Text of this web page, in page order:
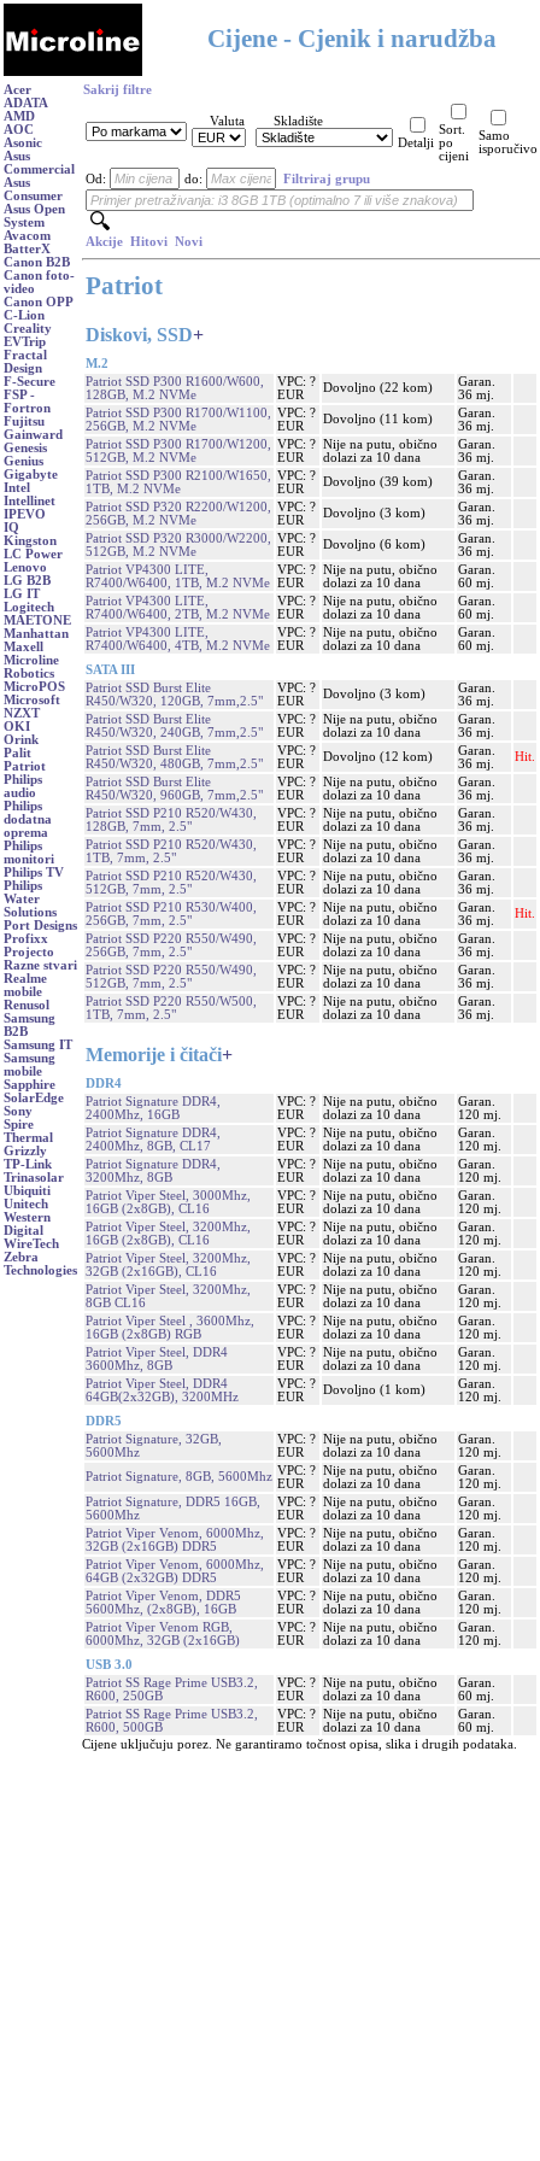
Cijene - Cjenik i narudžba
Acer
ADATA
AMD
AOC
Asonic
Asus
Commercial
Asus
Consumer
Asus Open
System
Avacom
BatterX
Canon B2B
Canon foto-
video
Canon OPP
C-Lion
Creality
EVTrip
Fractal
Design
F-Secure
FSP -
Fortron
Fujitsu
Gainward
Genesis
Genius
Gigabyte
Intel
Intellinet
IPEVO
IQ
Kingston
LC Power
Lenovo
LG B2B
LG IT
Logitech
MAETONE
Manhattan
Maxell
Microline
Robotics
MicroPOS
Microsoft
NZXT
OKI
Orink
Palit
Patriot
Philips
audio
Philips
dodatna
oprema
Philips
monitori
Philips TV
Philips
Water
Solutions
Port Designs
Profixx
Projecto
Razne stvari
Realme
mobile
Renusol
Samsung
B2B
Samsung IT
Samsung
mobile
Sapphire
SolarEdge
Sony
Spire
Thermal
Grizzly
TP-Link
Trinasolar
Ubiquiti
Unitech
Western
Digital
WireTech
Zebra
Technologies
Sakrij filtre
Valuta
Skladište
Detalji
Sort.
po
cijeni
Samo
isporučivo
Od: do: Filtriraj grupu
Akcije Hitovi Novi
Patriot
Diskovi, SSD+
M.2
Patriot SSD P300 R1600/W600,
128GB, M.2 NVMe
VPC: ?
EUR
Dovoljno (22 kom)
Garan.
36 mj.
Patriot SSD P300 R1700/W1100,
256GB, M.2 NVMe
VPC: ?
EUR
Dovoljno (11 kom)
Garan.
36 mj.
Patriot SSD P300 R1700/W1200,
512GB, M.2 NVMe
VPC: ?
EUR
Nije na putu, obično
dolazi za 10 dana
Garan.
36 mj.
Patriot SSD P300 R2100/W1650,
1TB, M.2 NVMe
VPC: ?
EUR
Dovoljno (39 kom)
Garan.
36 mj.
Patriot SSD P320 R2200/W1200,
256GB, M.2 NVMe
VPC: ?
EUR
Dovoljno (3 kom)
Garan.
36 mj.
Patriot SSD P320 R3000/W2200,
512GB, M.2 NVMe
VPC: ?
EUR
Dovoljno (6 kom)
Garan.
36 mj.
Patriot VP4300 LITE,
R7400/W6400, 1TB, M.2 NVMe
VPC: ?
EUR
Nije na putu, obično
dolazi za 10 dana
Garan.
60 mj.
Patriot VP4300 LITE,
R7400/W6400, 2TB, M.2 NVMe
VPC: ?
EUR
Nije na putu, obično
dolazi za 10 dana
Garan.
60 mj.
Patriot VP4300 LITE,
R7400/W6400, 4TB, M.2 NVMe
VPC: ?
EUR
Nije na putu, obično
dolazi za 10 dana
Garan.
60 mj.
SATA III
Patriot SSD Burst Elite
R450/W320, 120GB, 7mm,2.5"
VPC: ?
EUR
Dovoljno (3 kom)
Garan.
36 mj.
Patriot SSD Burst Elite
R450/W320, 240GB, 7mm,2.5"
VPC: ?
EUR
Nije na putu, obično
dolazi za 10 dana
Garan.
36 mj.
Patriot SSD Burst Elite
R450/W320, 480GB, 7mm,2.5"
VPC: ?
EUR
Dovoljno (12 kom)
Garan.
36 mj.
Hit.
Patriot SSD Burst Elite
R450/W320, 960GB, 7mm,2.5"
VPC: ?
EUR
Nije na putu, obično
dolazi za 10 dana
Garan.
36 mj.
Patriot SSD P210 R520/W430,
128GB, 7mm, 2.5"
VPC: ?
EUR
Nije na putu, obično
dolazi za 10 dana
Garan.
36 mj.
Patriot SSD P210 R520/W430,
1TB, 7mm, 2.5"
VPC: ?
EUR
Nije na putu, obično
dolazi za 10 dana
Garan.
36 mj.
Patriot SSD P210 R520/W430,
512GB, 7mm, 2.5"
VPC: ?
EUR
Nije na putu, obično
dolazi za 10 dana
Garan.
36 mj.
Patriot SSD P210 R530/W400,
256GB, 7mm, 2.5"
VPC: ?
EUR
Nije na putu, obično
dolazi za 10 dana
Garan.
36 mj.
Hit.
Patriot SSD P220 R550/W490,
256GB, 7mm, 2.5"
VPC: ?
EUR
Nije na putu, obično
dolazi za 10 dana
Garan.
36 mj.
Patriot SSD P220 R550/W490,
512GB, 7mm, 2.5"
VPC: ?
EUR
Nije na putu, obično
dolazi za 10 dana
Garan.
36 mj.
Patriot SSD P220 R550/W500,
1TB, 7mm, 2.5"
VPC: ?
EUR
Nije na putu, obično
dolazi za 10 dana
Garan.
36 mj.
Memorije i čitači+
DDR4
Patriot Signature DDR4,
2400Mhz, 16GB
VPC: ?
EUR
Nije na putu, obično
dolazi za 10 dana
Garan.
120 mj.
Patriot Signature DDR4,
2400Mhz, 8GB, CL17
VPC: ?
EUR
Nije na putu, obično
dolazi za 10 dana
Garan.
120 mj.
Patriot Signature DDR4,
3200Mhz, 8GB
VPC: ?
EUR
Nije na putu, obično
dolazi za 10 dana
Garan.
120 mj.
Patriot Viper Steel, 3000Mhz,
16GB (2x8GB), CL16
VPC: ?
EUR
Nije na putu, obično
dolazi za 10 dana
Garan.
120 mj.
Patriot Viper Steel, 3200Mhz,
16GB (2x8GB), CL16
VPC: ?
EUR
Nije na putu, obično
dolazi za 10 dana
Garan.
120 mj.
Patriot Viper Steel, 3200Mhz,
32GB (2x16GB), CL16
VPC: ?
EUR
Nije na putu, obično
dolazi za 10 dana
Garan.
120 mj.
Patriot Viper Steel, 3200Mhz,
8GB CL16
VPC: ?
EUR
Nije na putu, obično
dolazi za 10 dana
Garan.
120 mj.
Patriot Viper Steel , 3600Mhz,
16GB (2x8GB) RGB
VPC: ?
EUR
Nije na putu, obično
dolazi za 10 dana
Garan.
120 mj.
Patriot Viper Steel, DDR4
3600Mhz, 8GB
VPC: ?
EUR
Nije na putu, obično
dolazi za 10 dana
Garan.
120 mj.
Patriot Viper Steel, DDR4
64GB(2x32GB), 3200MHz
VPC: ?
EUR
Dovoljno (1 kom)
Garan.
120 mj.
DDR5
Patriot Signature, 32GB,
5600Mhz
VPC: ?
EUR
Nije na putu, obično
dolazi za 10 dana
Garan.
120 mj.
Patriot Signature, 8GB, 5600Mhz VPC: ?
EUR
Nije na putu, obično
dolazi za 10 dana
Garan.
120 mj.
Patriot Signature, DDR5 16GB,
5600Mhz
VPC: ?
EUR
Nije na putu, obično
dolazi za 10 dana
Garan.
120 mj.
Patriot Viper Venom, 6000Mhz,
32GB (2x16GB) DDR5
VPC: ?
EUR
Nije na putu, obično
dolazi za 10 dana
Garan.
120 mj.
Patriot Viper Venom, 6000Mhz,
64GB (2x32GB) DDR5
VPC: ?
EUR
Nije na putu, obično
dolazi za 10 dana
Garan.
120 mj.
Patriot Viper Venom, DDR5
5600Mhz, (2x8GB), 16GB
VPC: ?
EUR
Nije na putu, obično
dolazi za 10 dana
Garan.
120 mj.
Patriot Viper Venom RGB,
6000Mhz, 32GB (2x16GB)
VPC: ?
EUR
Nije na putu, obično
dolazi za 10 dana
Garan.
120 mj.
USB 3.0
Patriot SS Rage Prime USB3.2,
R600, 250GB
VPC: ?
EUR
Nije na putu, obično
dolazi za 10 dana
Garan.
60 mj.
Patriot SS Rage Prime USB3.2,
R600, 500GB
VPC: ?
EUR
Nije na putu, obično
dolazi za 10 dana
Garan.
60 mj.
Cijene uključuju porez. Ne garantiramo točnost opisa, slika i drugih podataka.